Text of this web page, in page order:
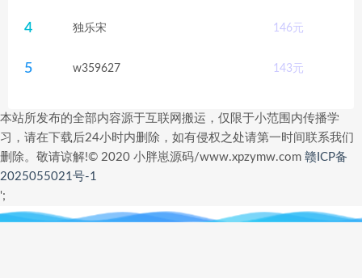
4 独乐宋 146元
5 w359627 143元
本站所发布的全部内容源于互联网搬运，仅限于小范围内传播学
习，请在下载后24小时内删除，如有侵权之处请第一时间联系我们
删除。敬请谅解!© 2020 小胖崽源码/www.xpzymw.com 赣ICP备
2025055021号-1
';